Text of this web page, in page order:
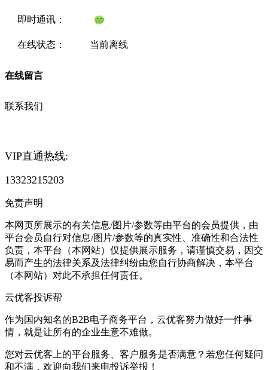
即时通讯：
在线状态： 当前离线
在线留言
联系我们
VIP直通热线:
13323215203
免责声明
本网页所展示的有关信息/图片/参数等由平台的会员提供，由
平台会员自行对信息/图片/参数等的真实性、准确性和合法性
负责，本平台（本网站）仅提供展示服务，请谨慎交易，因交
易而产生的法律关系及法律纠纷由您自行协商解决，本平台
（本网站）对此不承担任何责任。
云优客投诉帮
作为国内知名的B2B电子商务平台，云优客努力做好一件事
情，就是让所有的企业生意不难做。
您对云优客上的平台服务、客户服务是否满意？若您任何疑问
和不满，欢迎向我们来电投诉举报！